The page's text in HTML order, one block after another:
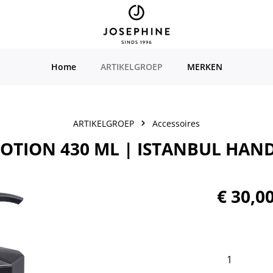
Home ARTIKELGROEP MERKEN
ARTIKELGROEP Accessoires
430 ML | ISTANBUL
Normale prijs:
€